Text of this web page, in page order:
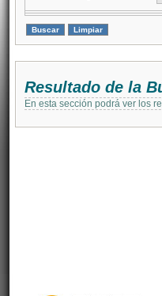
Resultado de la
En esta sección podrá ver los